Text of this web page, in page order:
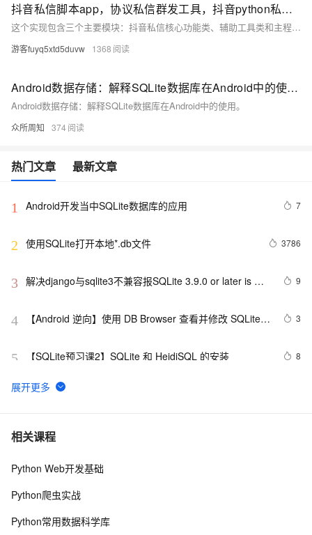
抖音私信脚本app，协议私信群发工具，抖音python私信模块
这个实现包含三个主要模块：抖音私信核心功能类、辅助工具类和主程序入口。核心功能包括登录
游客fuyq5xtd5duvw 1368
Android数据存储：解释SQLite数据库在Android中的使用。
Android数据存储：解释SQLite数据库在Android中的使用。
众所周知 374
热门文章 最新文章
1 Android开发当中SQLite数据库的应用 7
2 使用SQLite打开本地*.db文件 3786
3 解决django与sqlite3不兼容报SQLite 3.9.0 or later is
9
4
【Android 逆向】使用 DB Browser 查看并修改 SQLite
具 )
3
5 【SQLite预习课2】SQLite 和 HeidiSQL 的安装 8
6 从Access中创建Sqlite数据库
7 SQLite的ADO.NET Provider支持ADO.NET Entity
8 django如何连接sqlite数据库？
相关课程
Python Web开发基础
Python爬虫实战
Python常用数据科学库